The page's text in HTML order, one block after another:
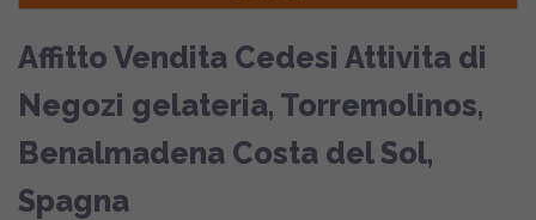
Affitto Vendita Cedesi Attivita di
Negozi gelateria, Torremolinos,
Benalmadena Costa del Sol,
Spagna